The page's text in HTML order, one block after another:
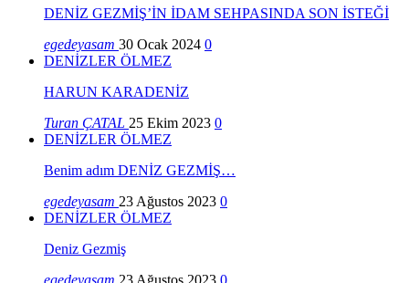
DENİZ GEZMİŞ’İN İDAM SEHPASINDA SON İSTEĞİ
egedeyasam 30 Ocak 2024 0
DENİZLER ÖLMEZ
HARUN KARADENİZ
Turan ÇATAL 25 Ekim 2023 0
DENİZLER ÖLMEZ
Benim adım DENİZ GEZMİŞ…
egedeyasam 23 Ağustos 2023 0
DENİZLER ÖLMEZ
Deniz Gezmiş
egedeyasam 23 Ağustos 2023 0